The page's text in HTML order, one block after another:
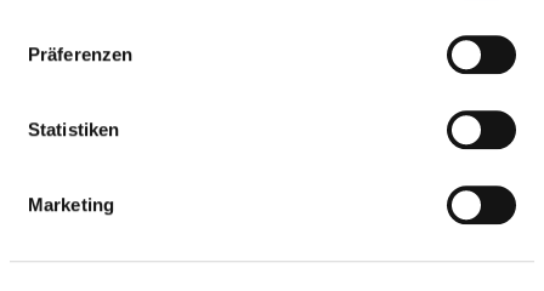
Präferenzen
Statistiken
Marketing
Medizinische Fußpflege
Manualtherapie